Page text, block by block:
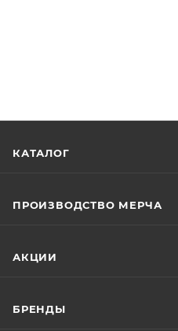
КАТАЛОГ
ПРОИЗВОДСТВО МЕРЧА
АКЦИИ
БРЕНДЫ